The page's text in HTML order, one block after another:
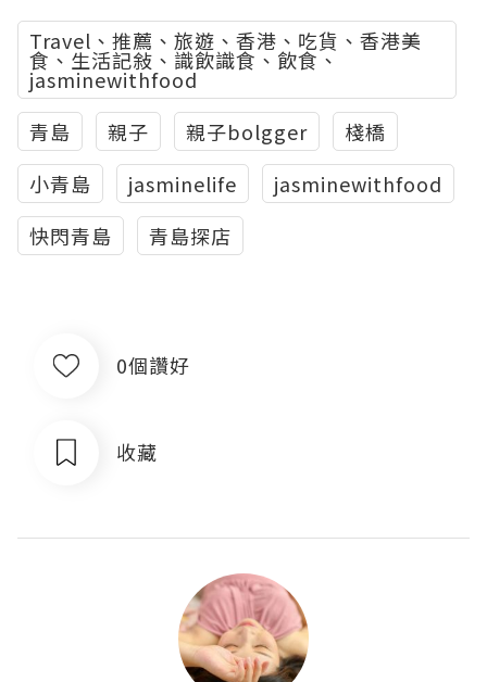
Travel、推薦、旅遊、香港、吃貨、香港美
食、生活記敍、識飲識食、飲食、
jasminewithfood
青島
親子 親子bolgger
棧橋
小青島
jasminelife
jasminewithfood
快閃青島
青島探店
0個讚好
收藏